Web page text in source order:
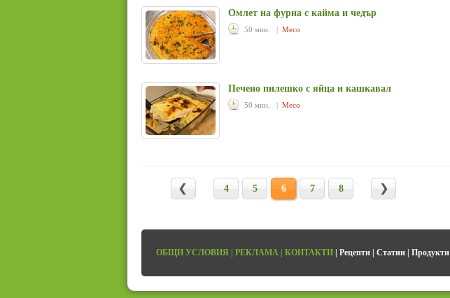
Омлет на фурна с кайма и чедър
50 мин. | Месо
Печено пилешко с яйца и кашкавал
50 мин. | Месо
4 5 6 7 8
ОБЩИ УСЛОВИЯ РЕКЛАМА КОНТАКТИ Рецепти Статии Продукти